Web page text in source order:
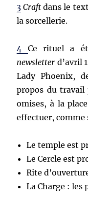
3 Craft dans le
la sorcellerie.
4 Ce rituel a
newsletter d’avril
Lady Phoenix,
propos du
omises, à la
effectuer, comme
Le temple est
Le Cercle est
Rite
La Charge : les